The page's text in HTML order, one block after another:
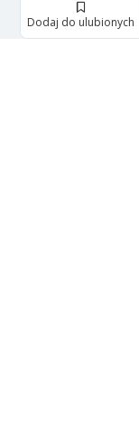
Dodaj do ulubionych